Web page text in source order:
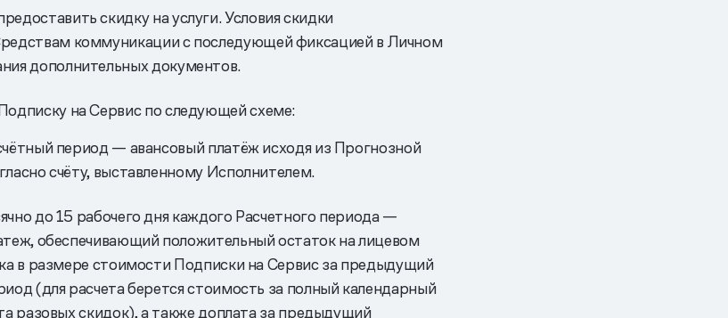
скидку на услуги. Условия скидки
коммуникации с последующей фиксацией в Личном
дополнительных документов.
на Сервис по следующей схеме:
период — авансовый платёж исходя из Прогнозной
счёту, выставленному Исполнителем.
до 15 рабочего дня каждого Расчетного периода —
обеспечивающий положительный остаток на лицевом
в размере стоимости Подписки на Сервис за предыдущий
(для расчета берется стоимость за полный календарный
разовых скидок), а также доплата за предыдущий